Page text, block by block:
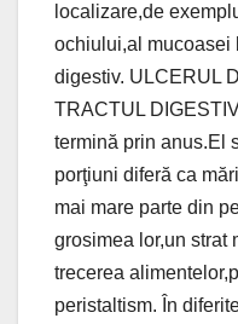
localizare,de
ochiului,al mucoasei
digestiv. ULCERUL
TRACTUL
termină prin anus.El
porţiuni diferă ca
mai mare parte din
grosimea lor,un strat
trecerea
peristaltism. În